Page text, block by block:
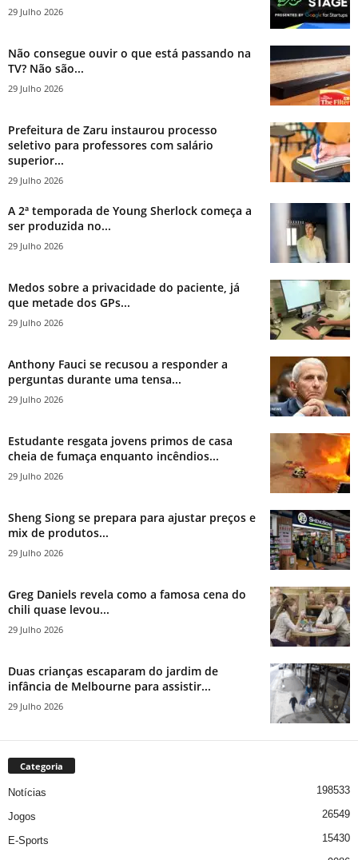
29 Julho 2026
Não consegue ouvir o que está passando na
TV? Não são...
29 Julho 2026
Prefeitura de Zaru instaurou processo
seletivo para professores com salário
superior...
29 Julho 2026
A 2ª temporada de Young Sherlock começa a
ser produzida no...
29 Julho 2026
Medos sobre a privacidade do paciente, já
que metade dos GPs...
29 Julho 2026
Anthony Fauci se recusou a responder a
perguntas durante uma tensa...
29 Julho 2026
Estudante resgata jovens primos de casa
cheia de fumaça enquanto incêndios...
29 Julho 2026
Sheng Siong se prepara para ajustar preços e
mix de produtos...
29 Julho 2026
Greg Daniels revela como a famosa cena do
chili quase levou...
29 Julho 2026
Duas crianças escaparam do jardim de
infância de Melbourne para assistir...
29 Julho 2026
Categoria
Notícias 198533
Jogos 26549
E-Sports 15430